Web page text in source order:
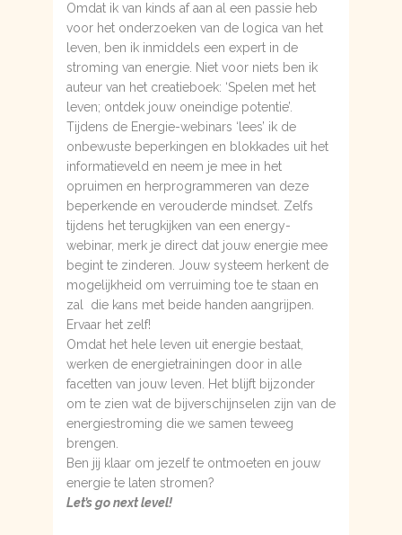
Omdat ik van kinds af aan al een passie heb
voor het onderzoeken van de logica van het
leven, ben ik inmiddels een expert in de
stroming van energie. Niet voor niets ben ik
auteur van het creatieboek: ‘Spelen met het
leven; ontdek jouw oneindige potentie’.
Tijdens de Energie-webinars ‘lees’ ik de
onbewuste beperkingen en blokkades uit het
informatieveld en neem je mee in het
opruimen en herprogrammeren van deze
beperkende en verouderde mindset. Zelfs
tijdens het terugkijken van een energy-
webinar, merk je direct dat jouw energie mee
begint te zinderen. Jouw systeem herkent de
mogelijkheid om verruiming toe te staan en
zal die kans met beide handen aangrijpen.
Ervaar het zelf!
Omdat het hele leven uit energie bestaat,
werken de energietrainingen door in alle
facetten van jouw leven. Het blijft bijzonder
om te zien wat de bijverschijnselen zijn van de
energiestroming die we samen teweeg
brengen.
Ben jij klaar om jezelf te ontmoeten en jouw
energie te laten stromen?
Let’s go next level!